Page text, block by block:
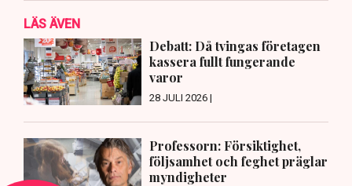
LÄS ÄVEN
Debatt: Då tvingas företagen
kassera fullt fungerande
varor
28 JULI 2026 |
Professorn: Försiktighet,
följsamhet och feghet präglar
myndigheter